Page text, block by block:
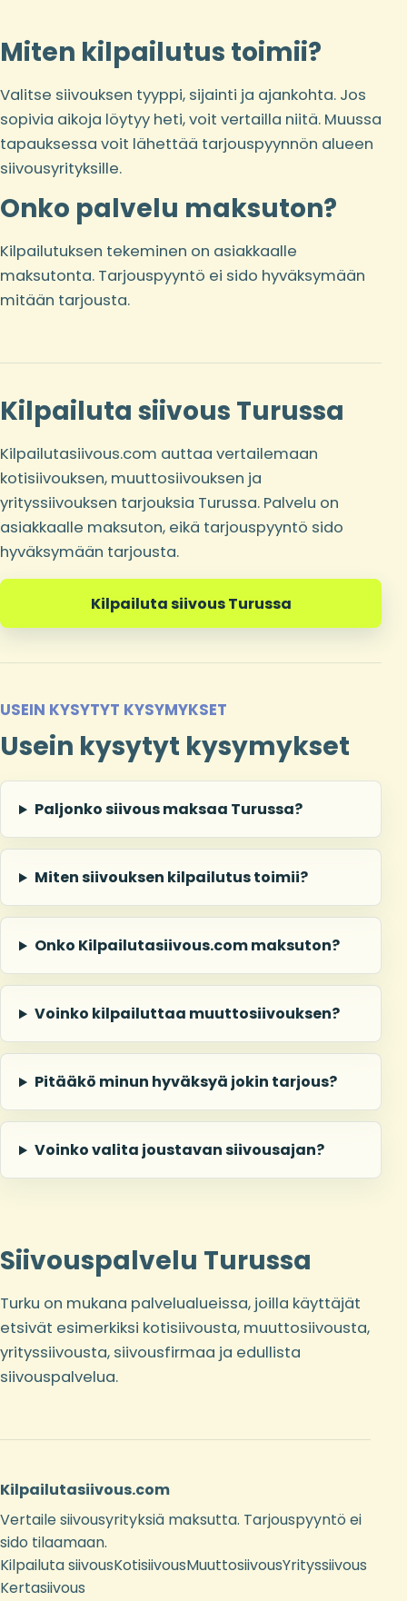
Miten kilpailutus toimii?
Valitse siivouksen tyyppi, sijainti ja ajankohta. Jos
sopivia aikoja löytyy heti, voit vertailla niitä. Muussa
tapauksessa voit lähettää tarjouspyynnön alueen
siivousyrityksille.
Onko palvelu maksuton?
Kilpailutuksen tekeminen on asiakkaalle
maksutonta. Tarjouspyyntö ei sido hyväksymään
mitään tarjousta.
Kilpailuta siivous Turussa
Kilpailutasiivous.com auttaa vertailemaan
kotisiivouksen, muuttosiivouksen ja
yrityssiivouksen tarjouksia Turussa. Palvelu on
asiakkaalle maksuton, eikä tarjouspyyntö sido
hyväksymään tarjousta.
Kilpailuta siivous Turussa
USEIN KYSYTYT KYSYMYKSET
Usein kysytyt kysymykset
Paljonko siivous maksaa Turussa?
Miten siivouksen kilpailutus toimii?
Onko Kilpailutasiivous.com maksuton?
Voinko kilpailuttaa muuttosiivouksen?
Pitääkö minun hyväksyä jokin tarjous?
Voinko valita joustavan siivousajan?
Siivouspalvelu Turussa
Turku on mukana palvelualueissa, joilla käyttäjät
etsivät esimerkiksi kotisiivousta, muuttosiivousta,
yrityssiivousta, siivousfirmaa ja edullista
siivouspalvelua.
Kilpailutasiivous.com
Vertaile siivousyrityksiä maksutta. Tarjouspyyntö ei
sido tilaamaan.
Kilpailuta siivousKotisiivousMuuttosiivousYrityssiivous
Kertasiivous